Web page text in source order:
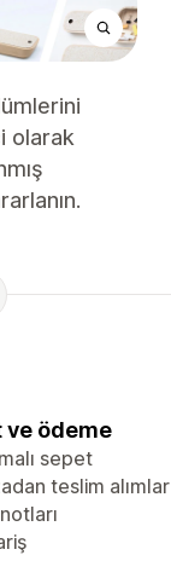
olarak
ve ödeme
sepet
teslim alımlar